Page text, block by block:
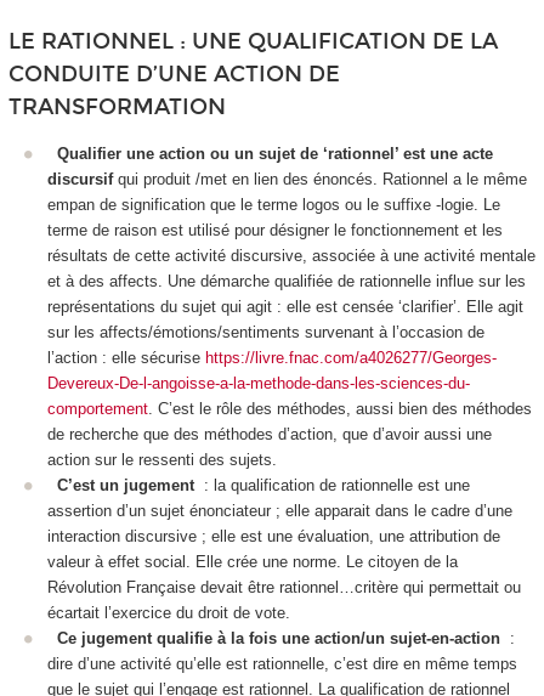
LE RATIONNEL : UNE QUALIFICATION DE LA
CONDUITE D’UNE ACTION DE
TRANSFORMATION
Qualifier une action ou un sujet de ‘rationnel’ est une acte
discursif qui produit /met en lien des énoncés. Rationnel a le même
empan de signification que le terme logos ou le suffixe -logie. Le
terme de raison est utilisé pour désigner le fonctionnement et les
résultats de cette activité discursive, associée à une activité mentale
et à des affects. Une démarche qualifiée de rationnelle influe sur les
représentations du sujet qui agit : elle est censée ‘clarifier’. Elle agit
sur les affects/émotions/sentiments survenant à l’occasion de
l’action : elle sécurise https://livre.fnac.com/a4026277/Georges-
Devereux-De-l-angoisse-a-la-methode-dans-les-sciences-du-
comportement . C’est le rôle des méthodes , aussi bien des méthodes
de recherche que des méthodes d’action, que d’avoir aussi une
action sur le ressenti des sujets.
C’est un jugement : la qualification de rationnelle est une
assertion d’un sujet énonciateur ; elle apparait dans le cadre d’une
interaction discursive ; elle est une évaluation, une attribution de
valeur à effet social. Elle crée une norme. Le citoyen de la
Révolution Française devait être rationnel…critère qui permettait ou
écartait l’exercice du droit de vote.
Ce jugement qualifie à la fois une action/un sujet-en-action :
dire d’une activité qu’elle est rationnelle, c’est dire en même temps
que le sujet qui l’engage est rationnel. La qualification de rationnel